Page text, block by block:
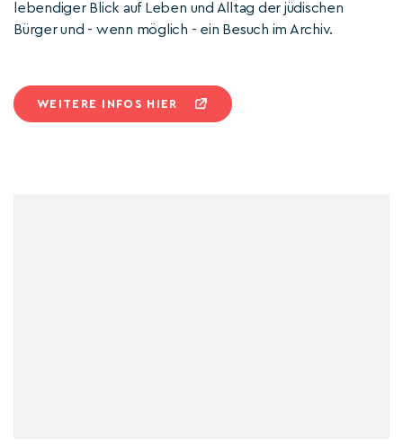
lebendiger Blick auf Leben und Alltag der jüdischen
Bürger und - wenn möglich - ein Besuch im Archiv.
WEITERE INFOS HIER